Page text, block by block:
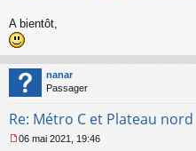
A bientôt,
nanar
Passager
Re: Métro C et Plateau nord
06 mai 2021, 19:46